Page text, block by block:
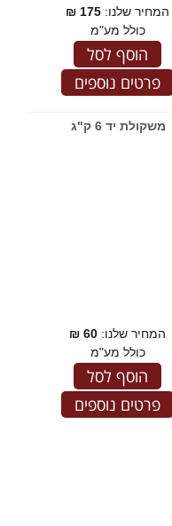
המחיר שלנו: 175
₪
כולל מע"מ
הוסף לסל
פרטים נוספים
משקולת יד 6 ק"ג
המחיר שלנו: 60
₪
כולל מע"מ
הוסף לסל
פרטים נוספים